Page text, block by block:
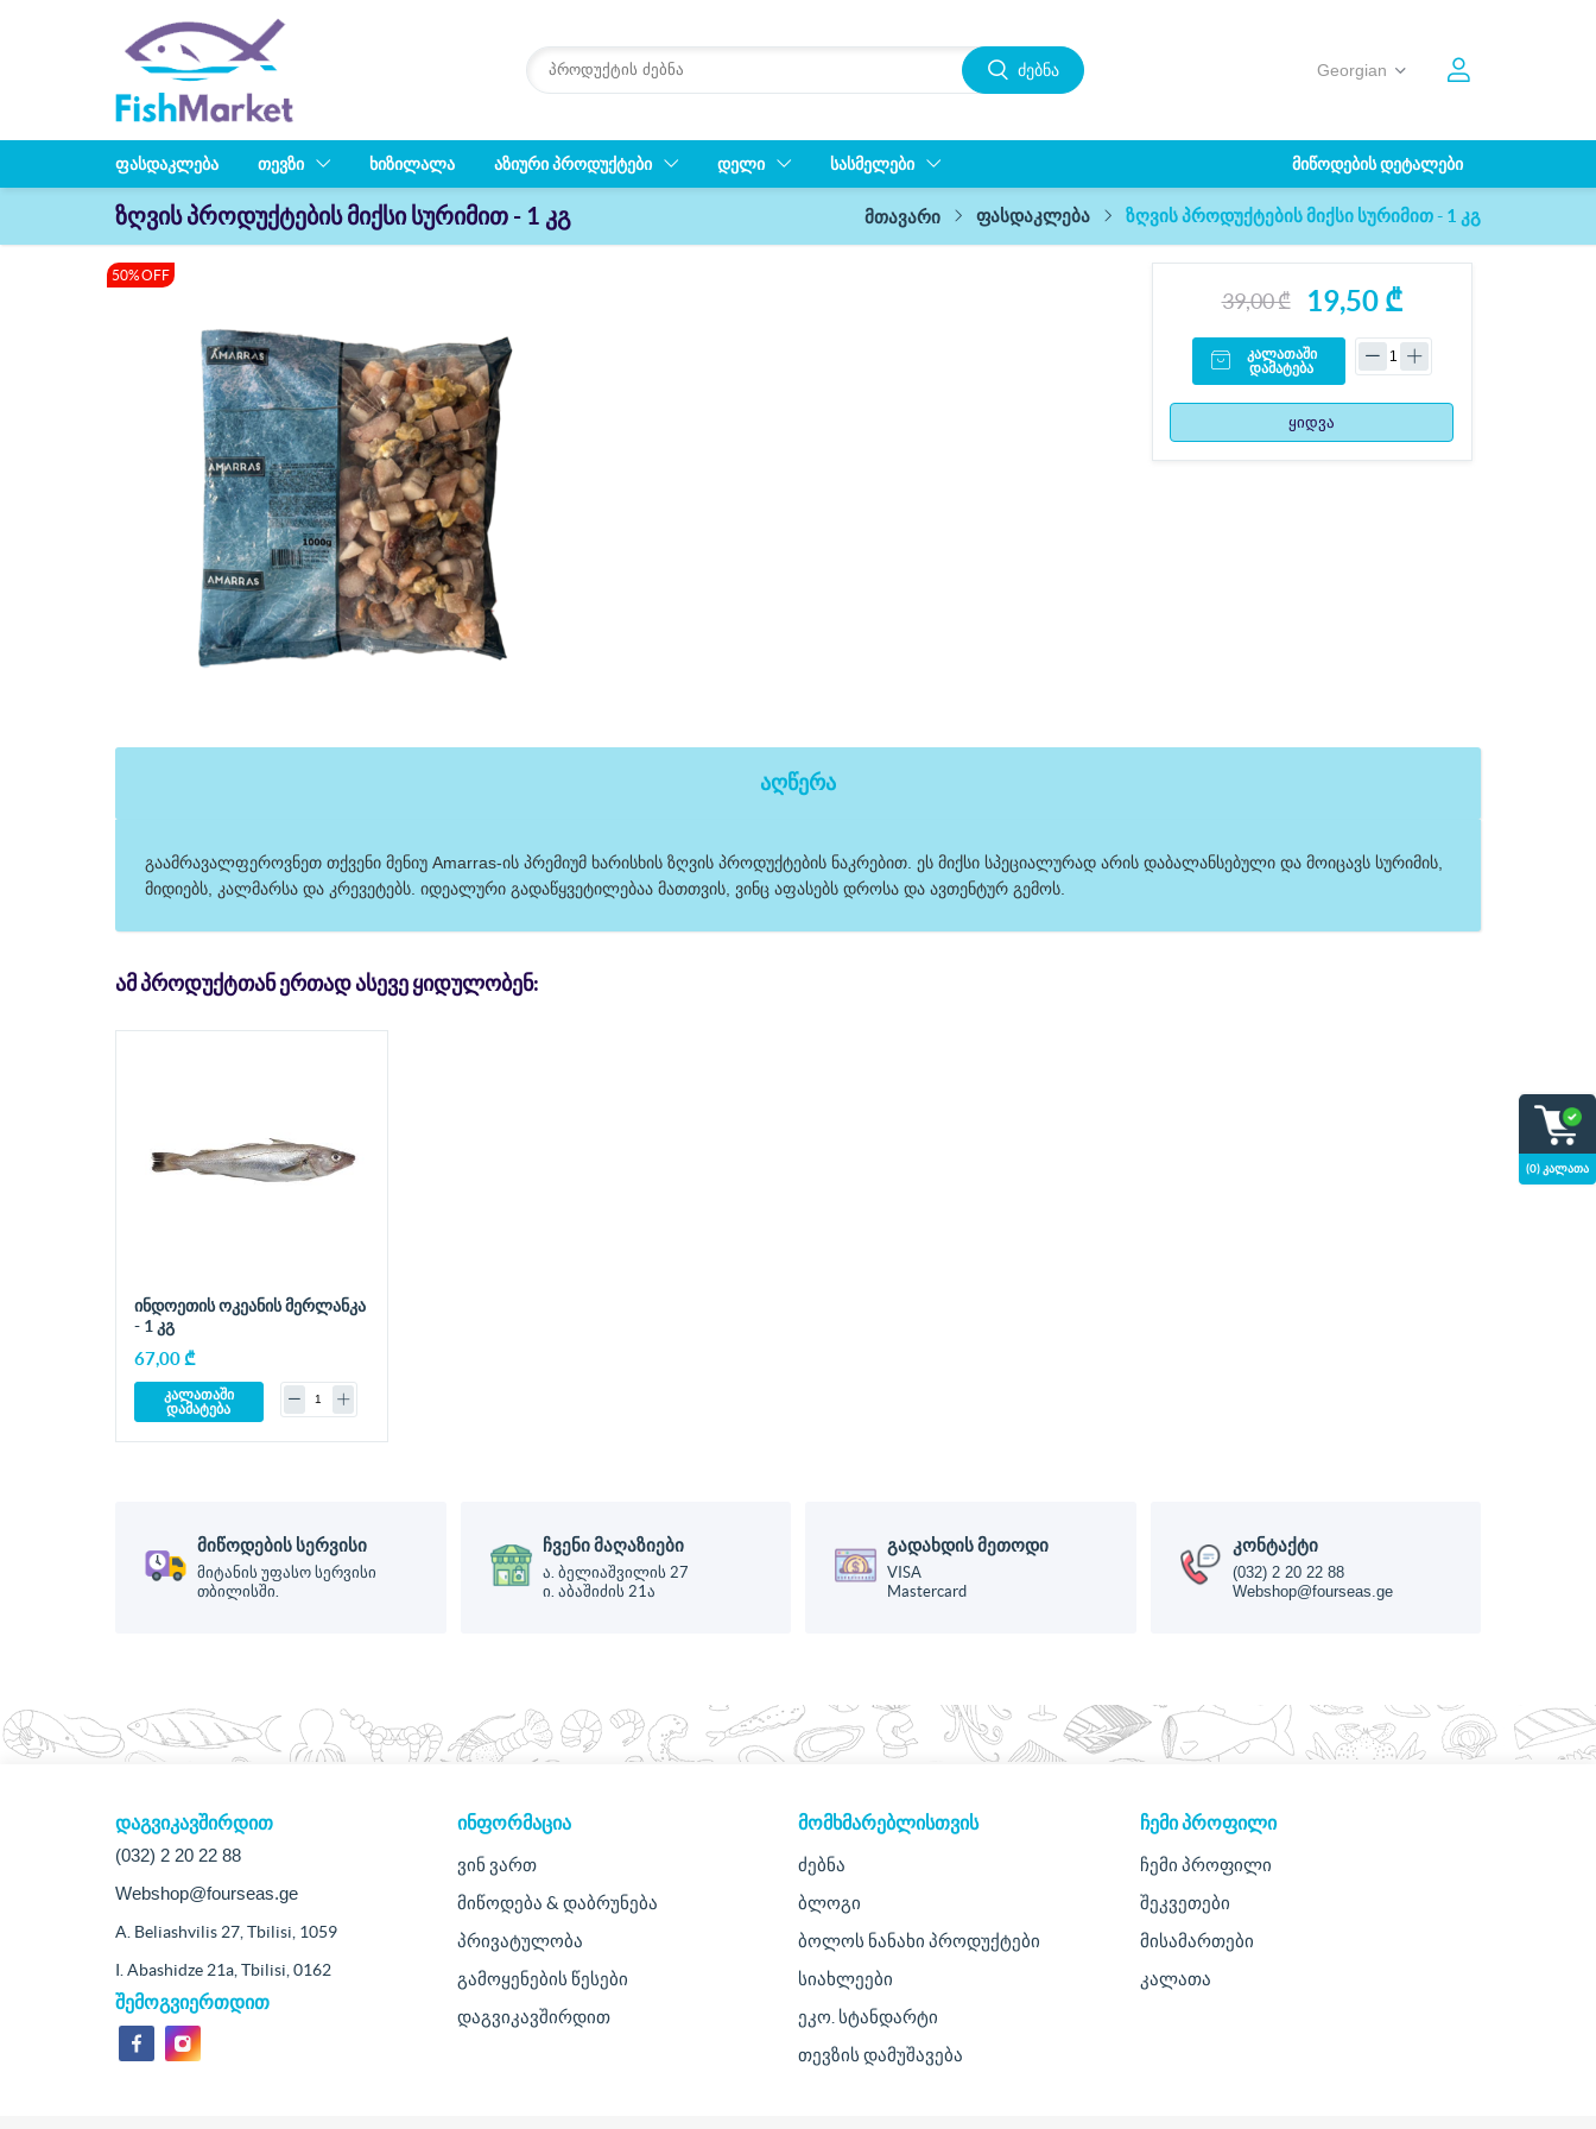
(0) კალათა
ძებნა
ᲤᲐᲡᲓᲐᲙᲚᲔᲑᲐ ᲗᲔᲕᲖᲘ ᲮᲘᲖᲘᲚᲐᲚᲐ ᲐᲖᲘᲣᲠᲘ ᲞᲠᲝᲓᲣᲥᲢᲔᲑᲘ ᲓᲔᲚᲘ ᲡᲐᲡᲛᲔᲚᲔᲑᲘ ᲛᲘᲬᲝᲓᲔᲑᲘᲡ ᲓᲔᲢᲐᲚᲔᲑᲘ
ზღვის პროდუქტების მიქსი სურიმით - 1 კგ მთავარი ფასდაკლება ზღვის პროდუქტების მიქსი სურიმით - 1 კგ
50% OFF
39,00 ₾ 19,50 ₾
კალათაში
დამატება
ყიდვა
აღწერა
გაამრავალფეროვნეთ თქვენი მენიუ Amarras-ის პრემიუმ ხარისხის ზღვის პროდუქტების ნაკრებით. ეს მიქსი სპეციალურად არის დაბალანსებული და მოიცავს სურიმის,
მიდიებს, კალმარსა და კრევეტებს. იდეალური გადაწყვეტილებაა მათთვის, ვინც აფასებს დროსა და ავთენტურ გემოს.
ᲐᲛ ᲞᲠᲝᲓᲣᲥᲢᲗᲐᲜ ᲔᲠᲗᲐᲓ ᲐᲡᲔᲕᲔ ᲧᲘᲓᲣᲚᲝᲑᲔᲜ:
ინდოეთის ოკეანის მერლანკა
- 1 კგ
67,00 ₾
კალათაში
დამატება
მიწოდების სერვისი
მიტანის უფასო სერვისი
თბილისში.
ჩვენი მაღაზიები
ა. ბელიაშვილის 27
ი. აბაშიძის 21ა
გადახდის მეთოდი
VISA
Mastercard
კონტაქტი
(032) 2 20 22 88
Webshop@fourseas.ge
დაგვიკავშირდით
(032) 2 20 22 88
Webshop@fourseas.ge
A. Beliashvilis 27, Tbilisi, 1059
I. Abashidze 21a, Tbilisi, 0162
შემოგვიერთდით
ᲘᲜᲤᲝᲠᲛᲐᲪᲘᲐ
ვინ ვართ
მიწოდება & დაბრუნება
პრივატულობა
გამოყენების წესები
დაგვიკავშირდით
ᲛᲝᲛᲮᲛᲐᲠᲔᲑᲚᲘᲡᲗᲕᲘᲡ
ძებნა
ბლოგი
ბოლოს ნანახი პროდუქტები
სიახლეები
ეკო. სტანდარტი
თევზის დამუშავება
ᲩᲔᲛᲘ ᲞᲠᲝᲤᲘᲚᲘ
ჩემი პროფილი
შეკვეთები
მისამართები
კალათა